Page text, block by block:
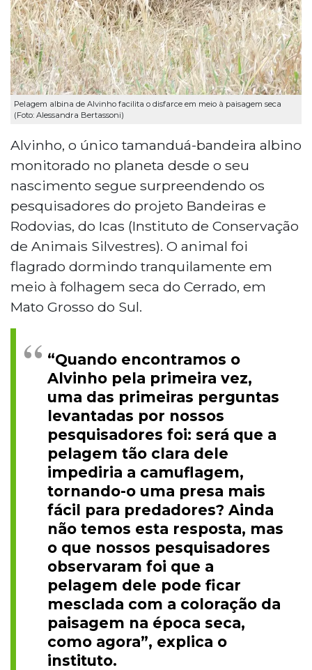
Pelagem albina de Alvinho facilita o disfarce em meio à paisagem seca
(Foto: Alessandra Bertassoni)
Alvinho, o único tamanduá-bandeira albino
monitorado no planeta desde o seu
nascimento segue surpreendendo os
pesquisadores do projeto Bandeiras e
Rodovias, do Icas (Instituto de Conservação
de Animais Silvestres). O animal foi
flagrado dormindo tranquilamente em
meio à folhagem seca do Cerrado, em
Mato Grosso do Sul.
“Quando encontramos o
Alvinho pela primeira vez,
uma das primeiras perguntas
levantadas por nossos
pesquisadores foi: será que a
pelagem tão clara dele
impediria a camuflagem,
tornando-o uma presa mais
fácil para predadores? Ainda
não temos esta resposta, mas
o que nossos pesquisadores
observaram foi que a
pelagem dele pode ficar
mesclada com a coloração da
paisagem na época seca,
como agora”, explica o
instituto.